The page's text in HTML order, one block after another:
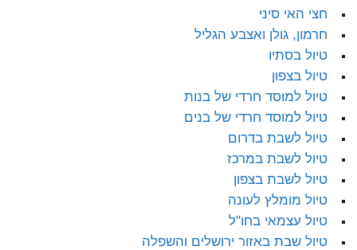
חצי האי סיני
חרמון, גולן ואצבע הגליל
טיול בסתיו
טיול בצפון
טיול למוסד חרדי של בנות
טיול למוסד חרדי של בנים
טיול לשבת בדרום
טיול לשבת במרכז
טיול לשבת בצפון
טיול מומלץ לעונה
טיול עצמאי בחו"ל
טיול שבת באזור ירושלים והשפלה